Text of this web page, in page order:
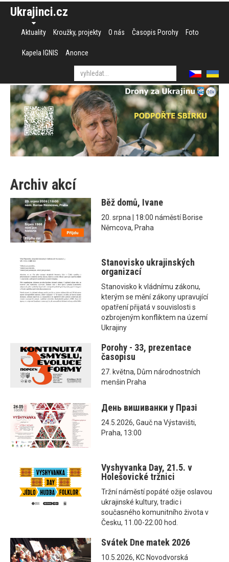
Ukrajinci.cz
Aktuality Kroužky, projekty O nás Časopis Porohy Foto
Kapela IGNIS Anonce
Archiv akcí
Běž domů, Ivane
20. srpna | 18:00 náměstí Borise
Němcova, Praha
Stanovisko ukrajinských
organizací
Stanovisko k vládnímu zákonu,
kterým se mění zákony upravující
opatření přijatá v souvislosti s
ozbrojeným konfliktem na území
Ukrajiny
Porohy - 33, prezentace
časopisu
27. května, Dům národnostních
menšin Praha
День вишиванки у Празі
24.5.2026, Gauč na Výstavišti,
Praha, 13:00
Vyshyvanka Day, 21.5. v
Holešovické tržnici
Tržní náměstí popáté ožije oslavou
ukrajinské kultury, tradic i
současného komunitního života v
Česku, 11.00-22.00 hod.
Svátek Dne matek 2026
10.5.2026, KC Novodvorská